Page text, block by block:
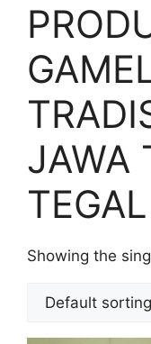
JAWA
TEGAL
Showing the